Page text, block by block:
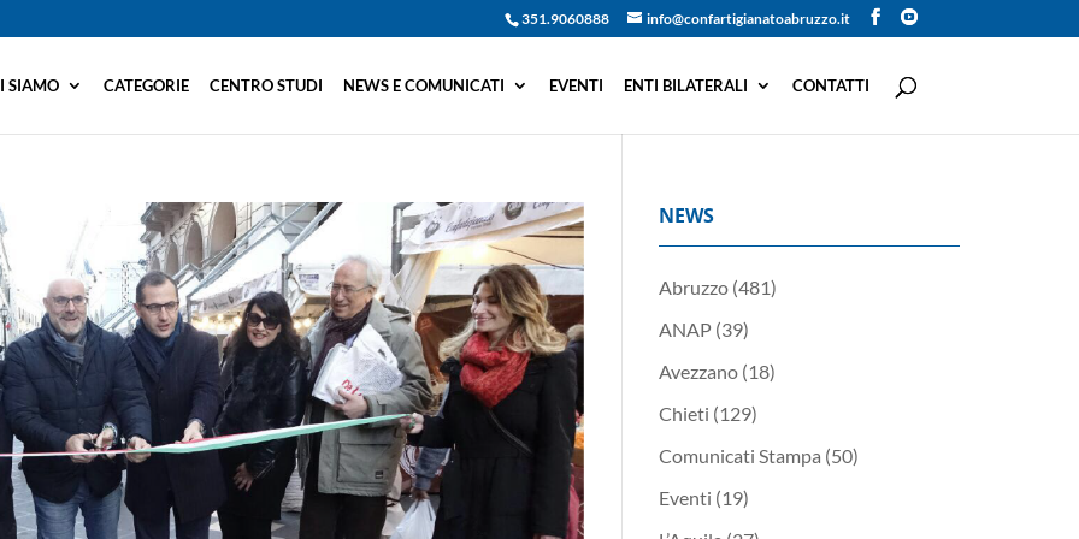
351.9060888 info@confartigianatoabruzzo.it
SIAMO CATEGORIE CENTRO STUDI NEWS E COMUNICATI EVENTI ENTI BILATERALI CONTATTI
NEWS
Abruzzo(481)
ANAP(39)
Avezzano(18)
Chieti (129)
Comunicati Stampa (50)
Eventi (19)